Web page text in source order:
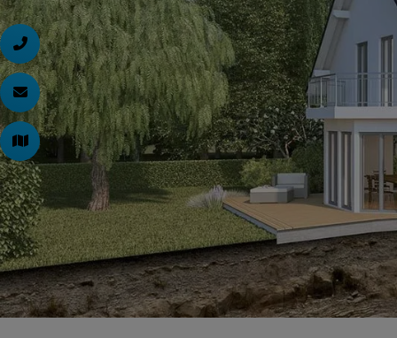
schließen
schließen
schließen
und schließen
und schließen